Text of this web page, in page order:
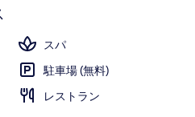
スパ
駐車場 (無料)
レストラン